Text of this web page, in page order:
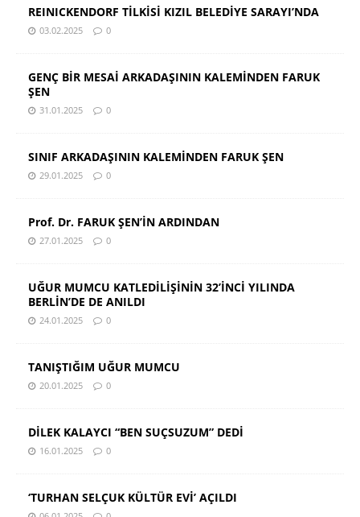
REINICKENDORF TİLKİSİ KIZIL BELEDİYE SARAYI’NDA
03.02.2025 0
GENÇ BİR MESAİ ARKADAŞININ KALEMİNDEN FARUK
ŞEN
31.01.2025 0
SINIF ARKADAŞININ KALEMİNDEN FARUK ŞEN
29.01.2025 0
Prof. Dr. FARUK ŞEN’İN ARDINDAN
27.01.2025 0
UĞUR MUMCU KATLEDİLİŞİNİN 32’İNCİ YILINDA
BERLİN’DE DE ANILDI
24.01.2025 0
TANIŞTIĞIM UĞUR MUMCU
20.01.2025 0
DİLEK KALAYCI “BEN SUÇSUZUM” DEDİ
16.01.2025 0
‘TURHAN SELÇUK KÜLTÜR EVİ’ AÇILDI